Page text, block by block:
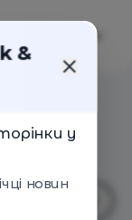
&
у
новин